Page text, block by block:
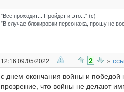
"Всё проходит... Пройдёт и это..." (с)
"В случае блокировки персонажа, прошу не
12:16 09/05/2022 2 »
с днем окончания войны и победой
прозрение, что войны не делают